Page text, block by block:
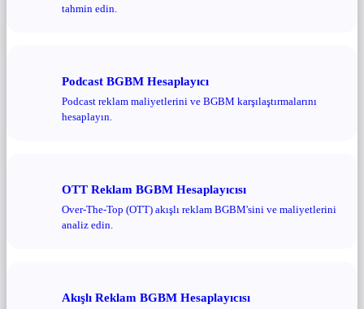
tahmin edin.
Podcast BGBM Hesaplayıcı
Podcast reklam maliyetlerini ve BGBM karşılaştırmalarını
hesaplayın.
OTT Reklam BGBM Hesaplayıcısı
Over-The-Top (OTT) akışlı reklam BGBM'sini ve maliyetlerini
analiz edin.
Akışlı Reklam BGBM Hesaplayıcısı